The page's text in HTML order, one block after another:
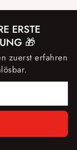
ERSTE
🎁
zuerst erfahren